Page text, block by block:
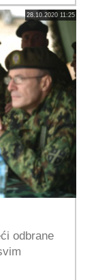
28.10.2020 11:25
odbrane